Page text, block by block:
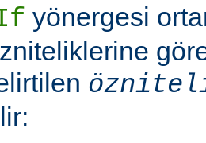
yönergesi